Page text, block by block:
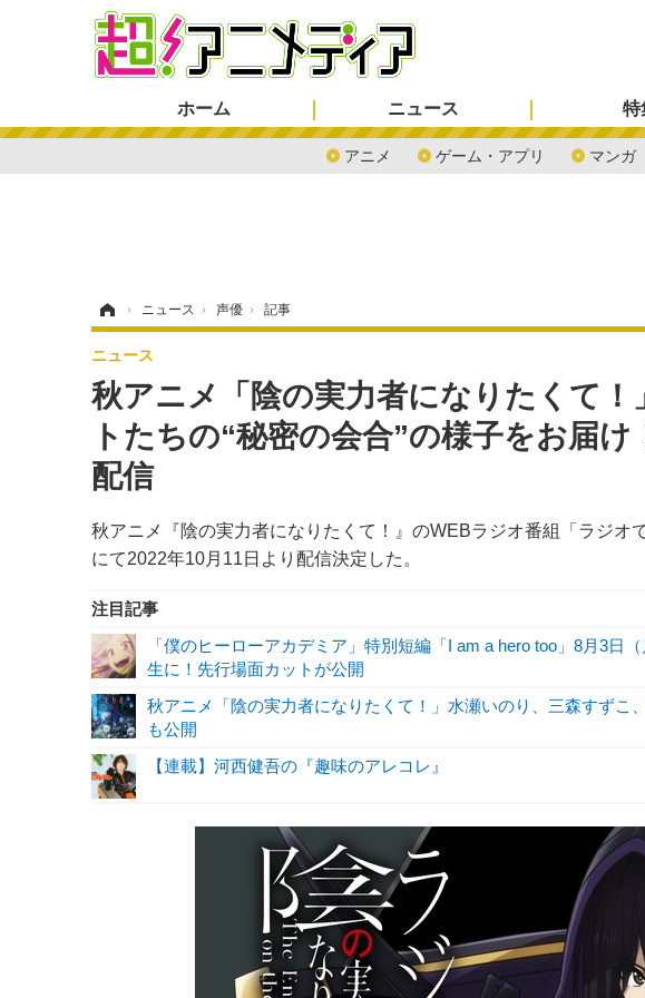
ホーム ニュース
アニメ ゲーム・アプリ マンガ
特
› ニュース › 声優 › 記事
秋アニメ「陰の実力者になりたくて！
トたちの“秘密の会合”の様子をお届
配信
秋アニメ『陰の実力者になりたくて！』のWEBラジオ番組「ラジオ
にて2022年10月11日より配信決定した。
ニュース
注目記事
「僕のヒーローアカデミア」特別短編「I am a hero too」8月3日
生に！先行場面カットが公開
秋アニメ「陰の実力者になりたくて！」水瀬いのり、三森すずこ
も公開
【連載】河西健吾の『趣味のアレコレ』